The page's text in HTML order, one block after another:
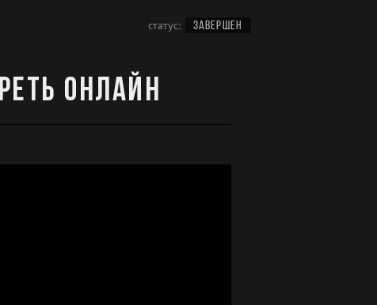
статус: ЗАВЕРШЕН
онлайн